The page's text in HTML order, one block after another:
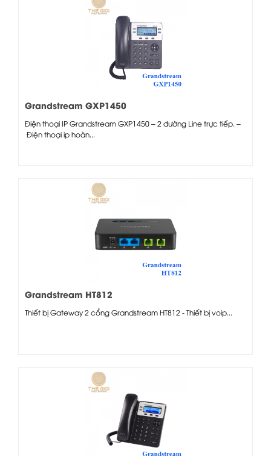
Grandstream GXP1450
Điện thoại IP Grandstream GXP1450 – 2 đường Line trực tiếp. –
Điện thoại ip hoàn...
Grandstream HT812
Thiết bị Gateway 2 cổng Grandstream HT812 - Thiết bị voip...